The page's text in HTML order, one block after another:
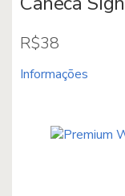
R$38
Informações